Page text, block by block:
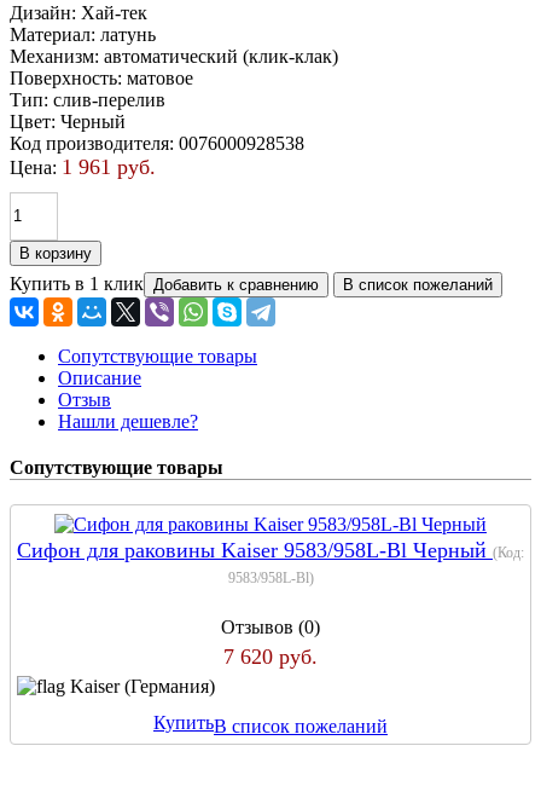
Дизайн: Хай-тек
Материал: латунь
Механизм: автоматический (клик-клак)
Поверхность: матовое
Тип: слив-перелив
Цвет: Черный
Код производителя: 0076000928538
Цена: 1 961 руб.
Купить в 1 клик
Сопутствующие товары
Описание
Отзыв
Нашли дешевле?
Сопутствующие товары
Сифон для раковины Kaiser 9583/958L-Bl Черный (Код:
9583/958L-Bl)
Отзывов (0)
7 620 руб.
Kaiser (Германия)
КупитьВ список пожеланий